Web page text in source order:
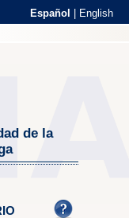
Español English
de la